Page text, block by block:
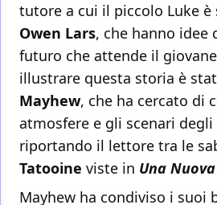
tutore a cui il piccolo Luke
Owen Lars, che hanno idee
futuro che attende il
illustrare questa storia è
Mayhew, che ha cercato di
atmosfere e gli scenari
riportando il lettore tra le
Tatooine viste in Una
Mayhew ha condiviso i suoi